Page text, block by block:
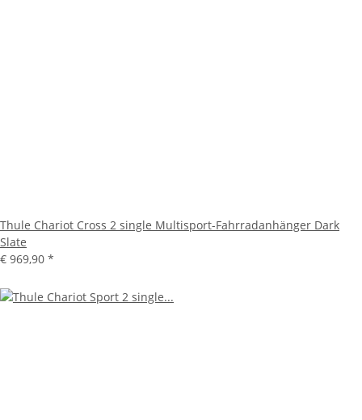
Thule Chariot Cross 2 single Multisport-Fahrradanhänger Dark
Slate
€ 969,90 *